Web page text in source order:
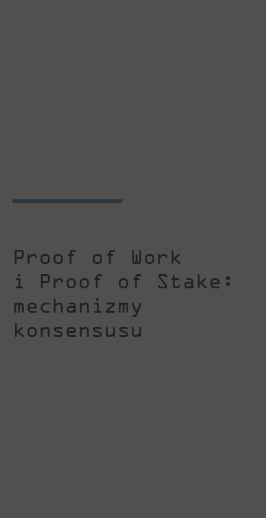
Proof of Work
i Proof of Stake:
mechanizmy
konsensusu